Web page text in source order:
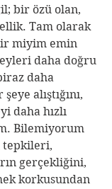
bir özü olan,
Tam olarak
miyim emin
daha doğru
daha
alıştığını,
daha hızlı
Bilemiyorum
tepkileri,
gerçekliğini,
korkusundan